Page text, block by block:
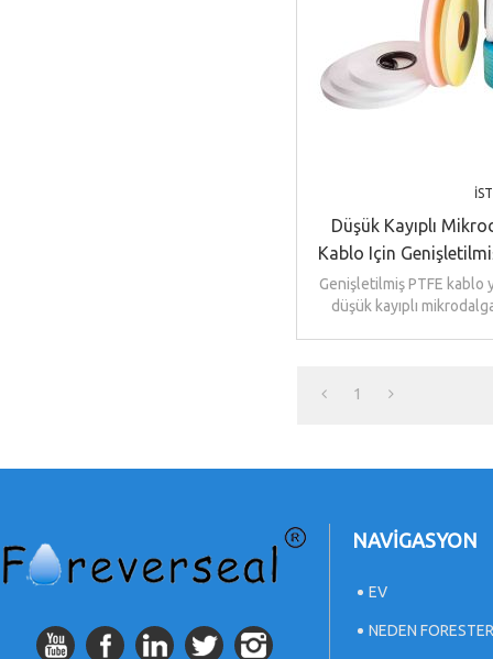
Düşük Kayıplı
Kablo Için
Yalıtım
Genişletilmiş PTFE kablo
düşük kayıplı
1
NAVIGASYON
EV
NEDEN